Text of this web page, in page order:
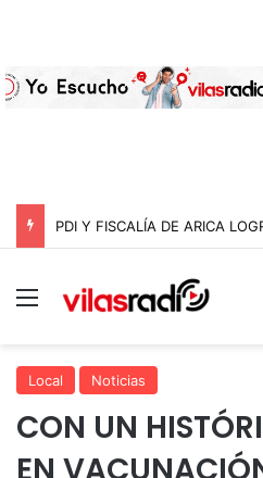
Menú
Local Noticias
CON UN
EN